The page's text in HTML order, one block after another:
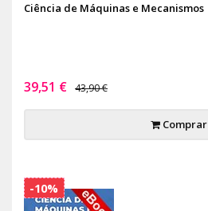
Ciência de Máquinas e Mecanismos
39,51 € 43,90 €
Comprar
-10%